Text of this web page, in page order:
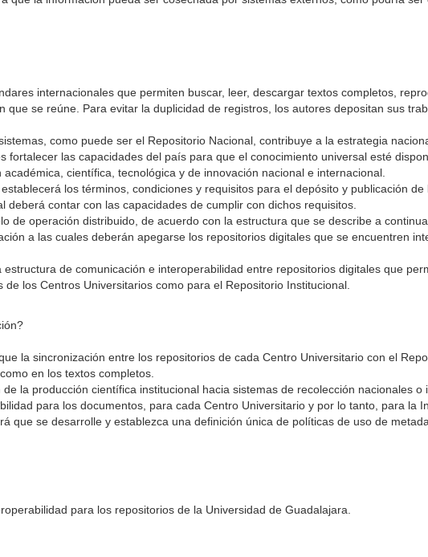
internacionales que permiten buscar, leer, descargar textos completos,
que se reúne. Para evitar la duplicidad de registros, los autores depositan sus
como puede ser el Repositorio Nacional, contribuye a la estrategia
fortalecer las capacidades del país para que el conocimiento universal esté
científica, tecnológica y de innovación nacional e internacional.
los términos, condiciones y requisitos para el depósito y publicación
contar con las capacidades de cumplir con dichos requisitos.
de operación distribuido, de acuerdo con la estructura que se describe a
a las cuales deberán apegarse los repositorios digitales que se encuentren
de comunicación e interoperabilidad entre repositorios digitales que
los Centros Universitarios como para el Repositorio Institucional.
la sincronización entre los repositorios de cada Centro Universitario con el
en los textos completos.
la producción científica institucional hacia sistemas de recolección nacionales o
para los documentos, para cada Centro Universitario y por lo tanto, para la
que se desarrolle y establezca una definición única de políticas de uso de
para los repositorios de la Universidad de Guadalajara.